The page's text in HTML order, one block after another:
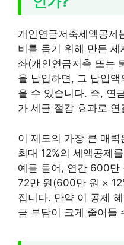
개인연금저축세액공제
비를 돕기 위해 만든
좌(개인연금저축 또는
을 납입하면, 그 납입
을 수 있습니다. 즉, 연
가 세금 절감 효과로 연
이 제도의 가장 큰 매
최대 12%의 세액공제
예를 들어, 연간 600만
72만 원(600만 원 ×
집니다. 만약 이 공제
금 부담이 크게 줄어들